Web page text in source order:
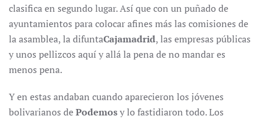
clasifica en segundo lugar. Así que con un puñado de
ayuntamientos para colocar afines más las comisiones de
la asamblea, la difuntaCajamadrid, las empresas públicas
y unos pellizcos aquí y allá la pena de no mandar es
menos pena.
Y en estas andaban cuando aparecieron los jóvenes
bolivarianos dePodemosy lo fastidiaron todo. Los